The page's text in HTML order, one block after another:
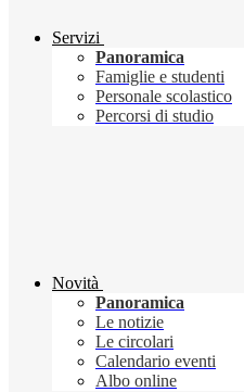
Servizi
Panoramica
Famiglie e studenti
Personale scolastico
Percorsi di studio
Novità
Panoramica
Le notizie
Le circolari
Calendario eventi
Albo online